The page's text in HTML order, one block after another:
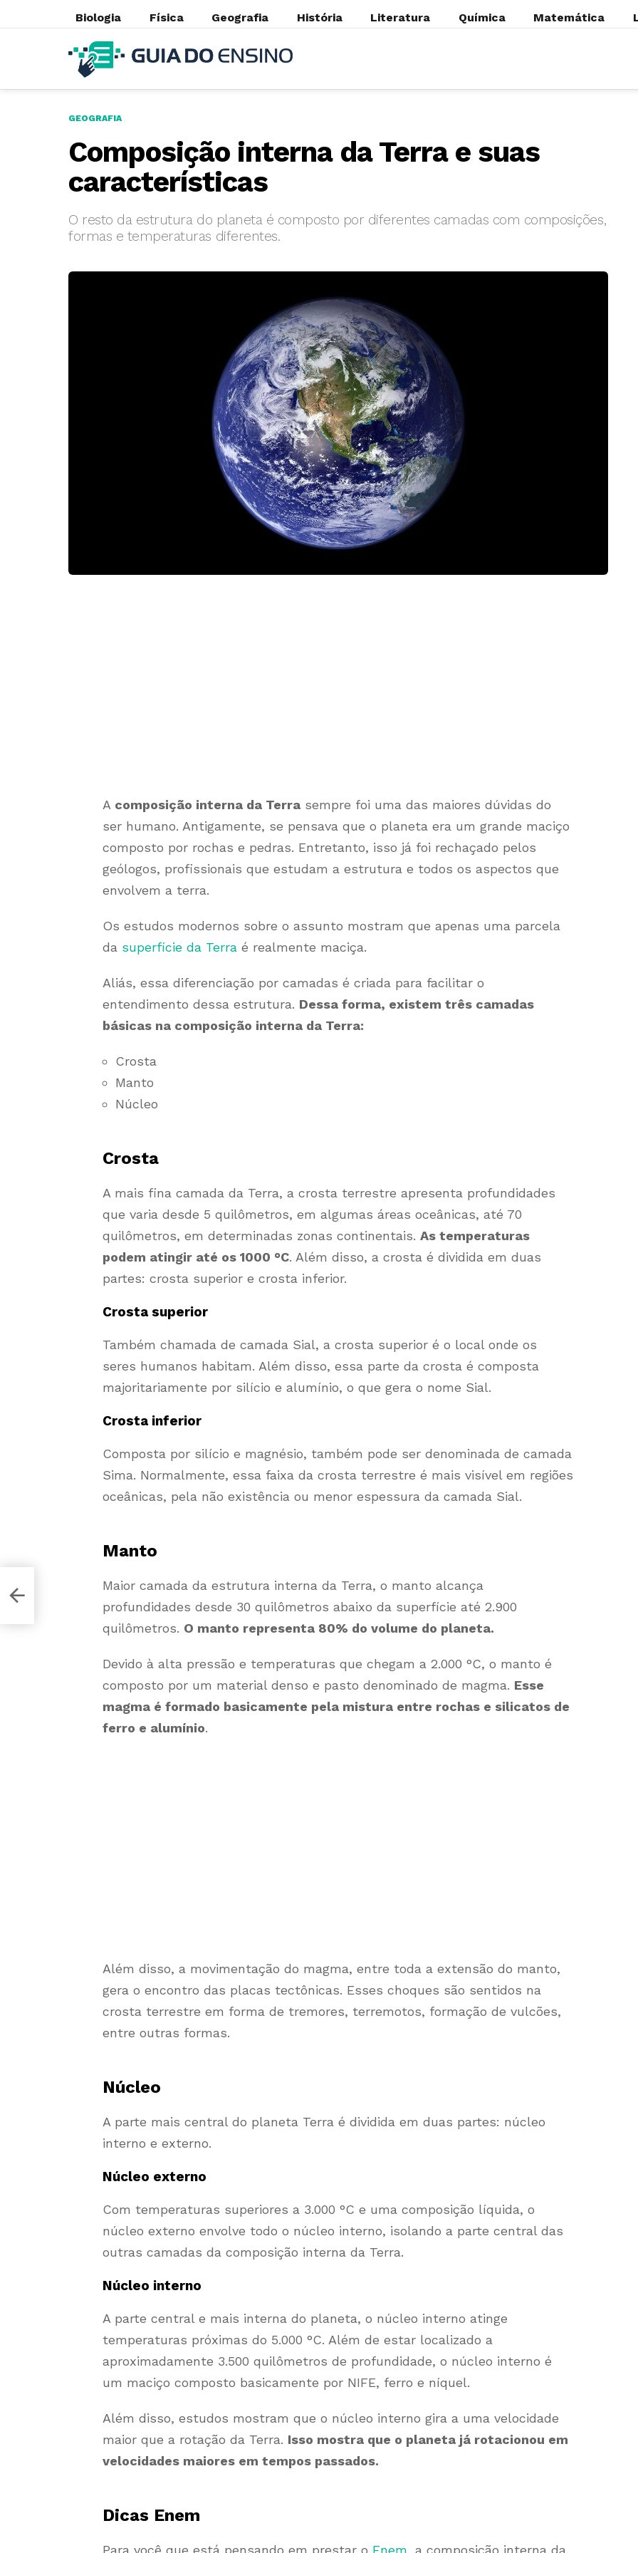
Biologia Física Geografia História Literatura Química Matemática
GEOGRAFIA
Composição interna da Terra e suas
características
O resto da estrutura do planeta é composto por diferentes camadas com composições,
formas e temperaturas diferentes.
A composição interna da Terra sempre foi uma das maiores dúvidas do
ser humano. Antigamente, se pensava que o planeta era um grande maciço
composto por rochas e pedras. Entretanto, isso já foi rechaçado pelos
geólogos, profissionais que estudam a estrutura e todos os aspectos que
envolvem a terra.
Os estudos modernos sobre o assunto mostram que apenas uma parcela
da superfície da Terra é realmente maciça.
Aliás, essa diferenciação por camadas é criada para facilitar o
entendimento dessa estrutura. Dessa forma, existem três camadas
básicas na composição interna da Terra:
Crosta
Manto
Núcleo
Crosta
A mais fina camada da Terra, a crosta terrestre apresenta profundidades
que varia desde 5 quilômetros, em algumas áreas oceânicas, até 70
quilômetros, em determinadas zonas continentais. As temperaturas
podem atingir até os 1000 °C. Além disso, a crosta é dividida em duas
partes: crosta superior e crosta inferior.
Crosta superior
Também chamada de camada Sial, a crosta superior é o local onde os
seres humanos habitam. Além disso, essa parte da crosta é composta
majoritariamente por silício e alumínio, o que gera o nome Sial.
Crosta inferior
Composta por silício e magnésio, também pode ser denominada de camada
Sima. Normalmente, essa faixa da crosta terrestre é mais visível em regiões
oceânicas, pela não existência ou menor espessura da camada Sial.
Manto
Maior camada da estrutura interna da Terra, o manto alcança
profundidades desde 30 quilômetros abaixo da superfície até 2.900
quilômetros. O manto representa 80% do volume do planeta.
Devido à alta pressão e temperaturas que chegam a 2.000 °C, o manto é
composto por um material denso e pasto denominado de magma. Esse
magma é formado basicamente pela mistura entre rochas e silicatos de
ferro e alumínio.
Além disso, a movimentação do magma, entre toda a extensão do manto,
gera o encontro das placas tectônicas. Esses choques são sentidos na
crosta terrestre em forma de tremores, terremotos, formação de vulcões,
entre outras formas.
Núcleo
A parte mais central do planeta Terra é dividida em duas partes: núcleo
interno e externo.
Núcleo externo
Com temperaturas superiores a 3.000 °C e uma composição líquida, o
núcleo externo envolve todo o núcleo interno, isolando a parte central das
outras camadas da composição interna da Terra.
Núcleo interno
A parte central e mais interna do planeta, o núcleo interno atinge
temperaturas próximas do 5.000 °C. Além de estar localizado a
aproximadamente 3.500 quilômetros de profundidade, o núcleo interno é
um maciço composto basicamente por NIFE, ferro e níquel.
Além disso, estudos mostram que o núcleo interno gira a uma velocidade
maior que a rotação da Terra. Isso mostra que o planeta já rotacionou em
velocidades maiores em tempos passados.
Dicas Enem
Para você que está pensando em prestar o Enem , a composição interna da